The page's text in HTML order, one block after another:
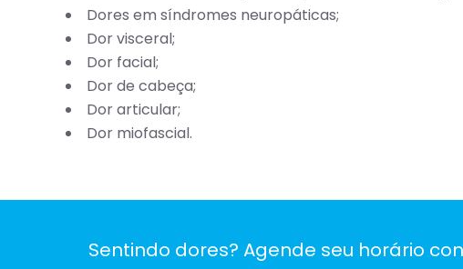
Dores em síndromes neuropáticas;
Dor visceral;
Dor facial;
Dor de cabeça;
Dor articular;
Dor miofascial.
Sentindo dores? Agende seu horário